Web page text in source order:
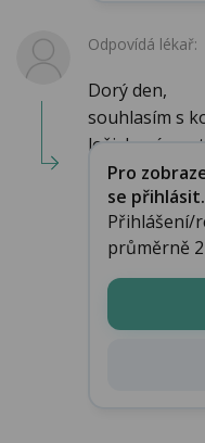
Odpovídá lékař:
Dorý den,
souhlasím s
ložiskové
Pro
se přihlásit.
Přihlášení/
průměrně